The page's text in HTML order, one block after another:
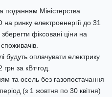
поданням Міністерства
ринку електроенергії до 31
фіксовані ціни на
будуть оплачувати електрику
за кВт⋅год.
та осель без газопостачання
(з 1 жовтня по 30 квітня)